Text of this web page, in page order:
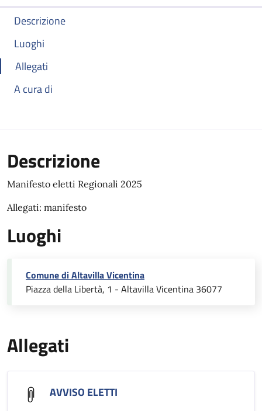
Descrizione
Luoghi
Allegati
A cura di
Descrizione
Manifesto eletti Regionali 2025
Allegati: manifesto
Luoghi
Comune di Altavilla Vicentina
Piazza della Libertà, 1 - Altavilla Vicentina 36077
Allegati
AVVISO ELETTI